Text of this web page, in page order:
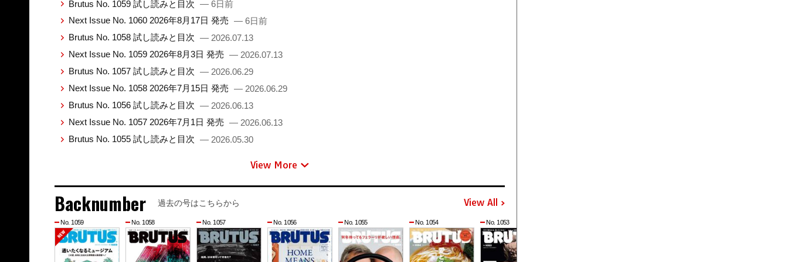
Brutus No. 1059 試し読みと目次 — 6日前
Next Issue No. 1060 2026年8月17日 発売 — 6日前
Brutus No. 1058 試し読みと目次 — 2026.07.13
Next Issue No. 1059 2026年8月3日 発売 — 2026.07.13
Brutus No. 1057 試し読みと目次 — 2026.06.29
Next Issue No. 1058 2026年7月15日 発売 — 2026.06.29
Brutus No. 1056 試し読みと目次 — 2026.06.13
Next Issue No. 1057 2026年7月1日 発売 — 2026.06.13
Brutus No. 1055 試し読みと目次 — 2026.05.30
View More
Backnumber 過去の号はこちらから View All
No. 1059 No. 1058 No. 1057 No. 1056 No. 1055 No. 1054 No. 1053